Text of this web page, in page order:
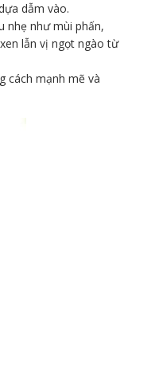
dẫm vào.
nhẹ như mùi phấn,
lẫn vị ngọt ngào từ
cách mạnh mẽ và